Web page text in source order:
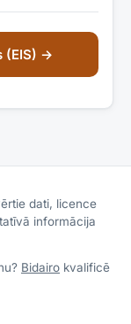
(EIS) →
dati, licence
informācija
Bidairo kvalificē